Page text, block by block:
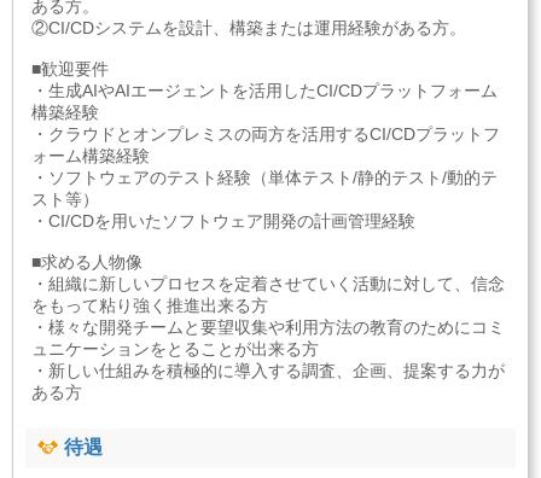
ある方。
②CI/CDシステムを設計、構築または運用経験がある方。
■歓迎要件
・生成AIやAIエージェントを活用したCI/CDプラットフォーム
構築経験
・クラウドとオンプレミスの両方を活用するCI/CDプラットフ
ォーム構築経験
・ソフトウェアのテスト経験（単体テスト/静的テスト/動的テ
スト等）
・CI/CDを用いたソフトウェア開発の計画管理経験
■求める人物像
・組織に新しいプロセスを定着させていく活動に対して、信念
をもって粘り強く推進出来る方
・様々な開発チームと要望収集や利用方法の教育のためにコミ
ュニケーションをとることが出来る方
・新しい仕組みを積極的に導入する調査、企画、提案する力が
ある方
待遇